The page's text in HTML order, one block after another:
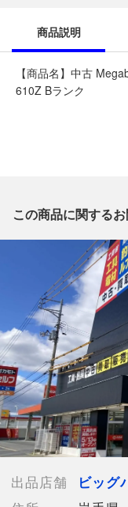
商品説明
【商品名】中古
610Z Bランク
※「なんでもリサイク
電話番号：0191-34-
【店舗内商品コード
【メーカー】
【型番】CF4-610Z
【付属品】なし
【ランク】Bランク
通常使用による
【使用予定配送業者
【こちらの商品は在庫
ョップと併売を行なっ
タイミングによりシス
う場合がございます。
売切れの場合は、ご
います。】
この商品に関する
出品店舗
ビッグ